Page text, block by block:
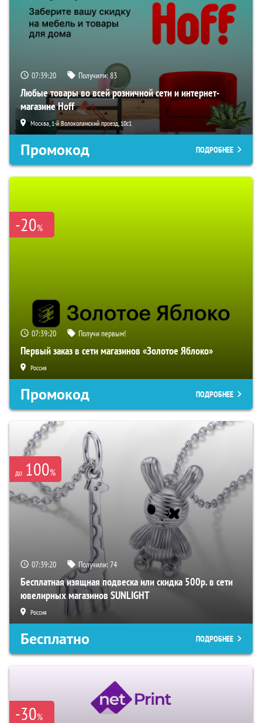
07:39:18 Получили:83
Любые товары во всей розничной сети и интернет-
магазине Hoff
Москва, 1-й Волоколамский проезд, 10с1
Промокод ПОДРОБНЕЕ
-20%
07:39:18 Получи первым!
Первый заказ в сети магазинов «Золотое Яблоко»
Россия
Промокод ПОДРОБНЕЕ
до 100%
07:39:18 Получили:74
Бесплатная изящная подвеска или скидка 500р. в сети
ювелирных магазинов SUNLIGHT
Россия
Бесплатно ПОДРОБНЕЕ
-30%